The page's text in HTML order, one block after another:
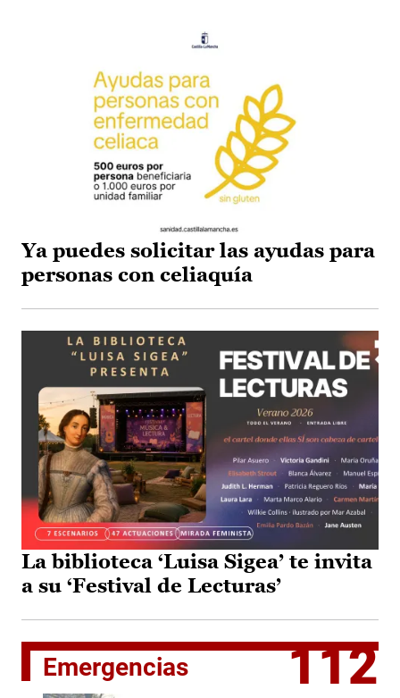
Ya puedes solicitar las ayudas para
personas con celiaquía
La biblioteca ‘Luisa Sigea’ te invita
a su ‘Festival de Lecturas’
Emergencias 112